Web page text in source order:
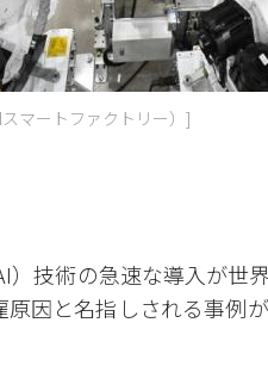
マートファクトリー）]
）技術の急速な導入が世
因と名指しされる事例